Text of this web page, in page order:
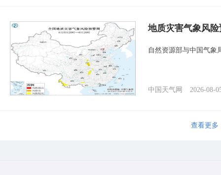
地质灾害气象风
自然资源部与中国气象
中国天气网 2026-08-
查看更多